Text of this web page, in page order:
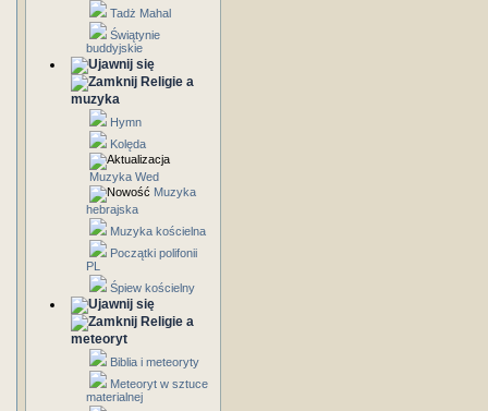
Tadż Mahal
Świątynie
buddyjskie
Religie a
muzyka
Hymn
Kolęda
Muzyka Wed
Muzyka
hebrajska
Muzyka kościelna
Początki polifonii
PL
Śpiew kościelny
Religie a
meteoryt
Biblia i meteoryty
Meteoryt w sztuce
materialnej